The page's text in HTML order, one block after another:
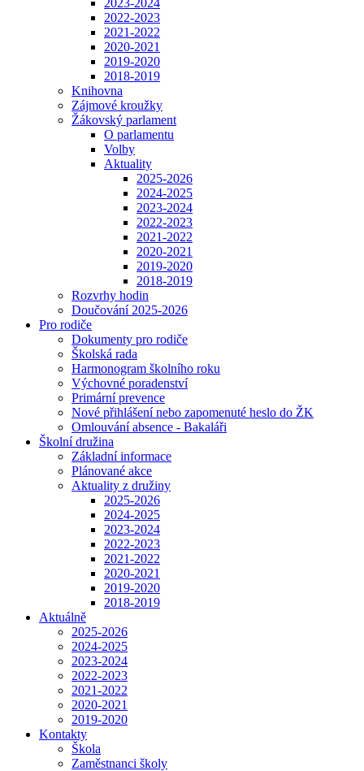
2023-2024
2022-2023
2021-2022
2020-2021
2019-2020
2018-2019
Knihovna
Zájmové kroužky
Žákovský parlament
O parlamentu
Volby
Aktuality
2025-2026
2024-2025
2023-2024
2022-2023
2021-2022
2020-2021
2019-2020
2018-2019
Rozvrhy hodin
Doučování 2025-2026
Pro rodiče
Dokumenty pro rodiče
Školská rada
Harmonogram školního roku
Výchovné poradenství
Primární prevence
Nové přihlášení nebo zapomenuté heslo do ŽK
Omlouvání absence - Bakaláři
Školní družina
Základní informace
Plánované akce
Aktuality z družiny
2025-2026
2024-2025
2023-2024
2022-2023
2021-2022
2020-2021
2019-2020
2018-2019
Aktuálně
2025-2026
2024-2025
2023-2024
2022-2023
2021-2022
2020-2021
2019-2020
Kontakty
Škola
Zaměstnanci školy